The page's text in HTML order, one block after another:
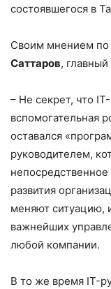
состоявшегося в
Своим мнением по
Саттаров,
– Не секрет, что
вспомогательная
оставался
руководителем,
непосредственное
развития
меняют ситуацию,
важнейших
любой компании.
В то же время IT-